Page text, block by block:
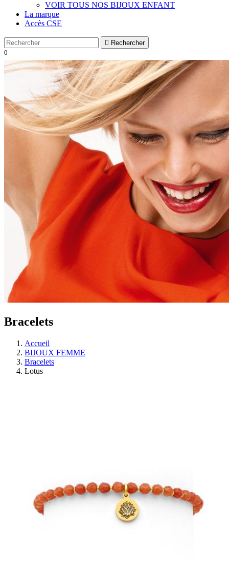
VOIR TOUS NOS BIJOUX ENFANT
La marque
Accès CSE
 Rechercher
0
Bracelets
Accueil
BIJOUX FEMME
Bracelets
Lotus